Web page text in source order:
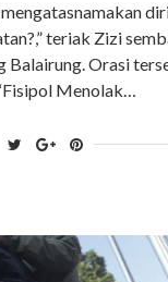
teriak Zizi
Balairung. Orasi
Menolak…